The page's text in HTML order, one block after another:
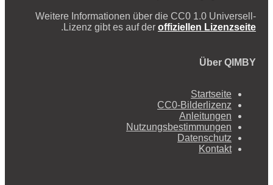
Weitere Informationen über die CC0 1.0 Universell-
Lizenz gibt es auf der offiziellen Lizenzseite
.
Über QIMBY
Startseite
CC0-Bilderlizenz
Anleitungen
Nutzungsbestimmungen
Datenschutz
Kontakt